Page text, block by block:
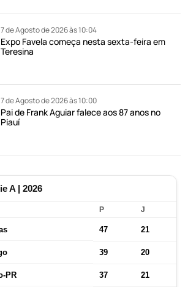
7 de Agosto de 2026 às 10:04
Expo Favela começa nesta sexta-feira em
Teresina
7 de Agosto de 2026 às 10:00
Pai de Frank Aguiar falece aos 87 anos no
Piauí